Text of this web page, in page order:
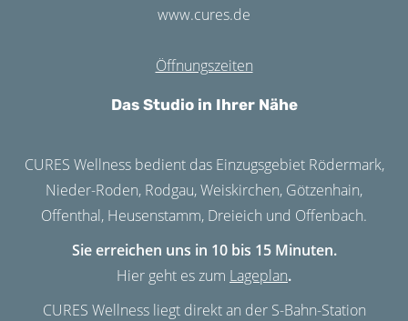
www.cures.de
Öffnungszeiten
Das Studio in Ihrer Nähe
CURES Wellness bedient das Einzugsgebiet Rödermark,
Nieder-Roden, Rodgau, Weiskirchen, Götzenhain,
Offenthal, Heusenstamm, Dreieich und Offenbach.
Sie erreichen uns in 10 bis 15 Minuten.
Hier geht es zum Lageplan.
CURES Wellness liegt direkt an der S-Bahn-Station